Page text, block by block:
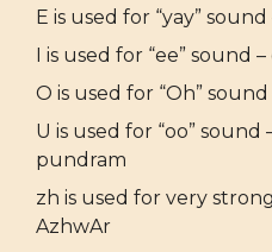
E is used for “yay”
I is used for “ee” sound
O is used for “Oh”
U is used for “oo”
pundram
zh is used for very
AzhwAr